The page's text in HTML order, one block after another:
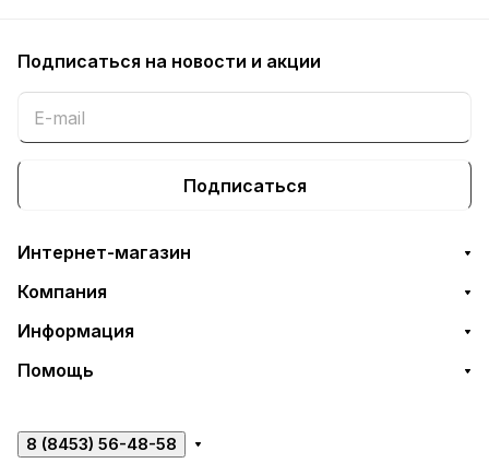
Подписаться на новости и акции
Подписаться
Интернет-магазин
Компания
Информация
Помощь
8 (8453) 56-48-58